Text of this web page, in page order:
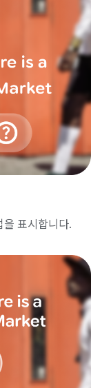
을 표시합니다.